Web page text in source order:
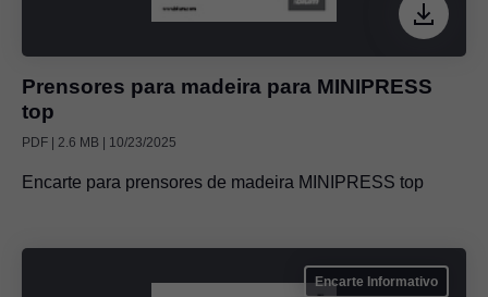
Prensores para madeira para MINIPRESS
top
PDF | 2.6 MB | 10/23/2025
Encarte para prensores de madeira MINIPRESS top
Encarte Informativo